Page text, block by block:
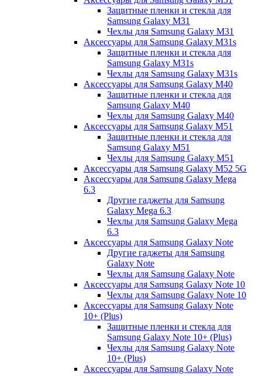
Защитные пленки и стекла для
Samsung Galaxy M31
Чехлы для Samsung Galaxy M31
Аксессуары для Samsung Galaxy M31s
Защитные пленки и стекла для
Samsung Galaxy M31s
Чехлы для Samsung Galaxy M31s
Аксессуары для Samsung Galaxy M40
Защитные пленки и стекла для
Samsung Galaxy M40
Чехлы для Samsung Galaxy M40
Аксессуары для Samsung Galaxy M51
Защитные пленки и стекла для
Samsung Galaxy M51
Чехлы для Samsung Galaxy M51
Аксессуары для Samsung Galaxy M52 5G
Аксессуары для Samsung Galaxy Mega
6.3
Другие гаджеты для Samsung
Galaxy Mega 6.3
Чехлы для Samsung Galaxy Mega
6.3
Аксессуары для Samsung Galaxy Note
Другие гаджеты для Samsung
Galaxy Note
Чехлы для Samsung Galaxy Note
Аксессуары для Samsung Galaxy Note 10
Чехлы для Samsung Galaxy Note 10
Аксессуары для Samsung Galaxy Note
10+ (Plus)
Защитные пленки и стекла для
Samsung Galaxy Note 10+ (Plus)
Чехлы для Samsung Galaxy Note
10+ (Plus)
Аксессуары для Samsung Galaxy Note